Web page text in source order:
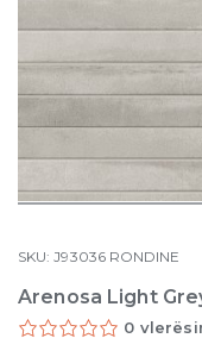
SKU:J93036 RONDINE
Arenosa Light
0